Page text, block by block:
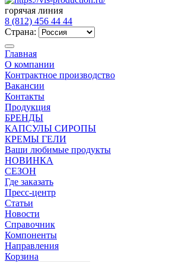
горячая линия
8 (812) 456 44 44
Страна:
Главная
О компании
Контрактное производство
Вакансии
Контакты
Продукция
БРЕНДЫ
КАПСУЛЫ СИРОПЫ
КРЕМЫ ГЕЛИ
Ваши любимые продукты
НОВИНКА
СЕЗОН
Где заказать
Пресс-центр
Статьи
Новости
Справочник
Компоненты
Направления
Корзина